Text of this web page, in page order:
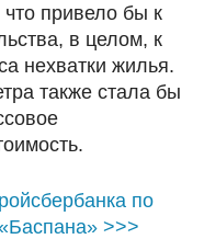
привело бы к
в целом, к
нехватки жилья.
также стала бы
по
>>>